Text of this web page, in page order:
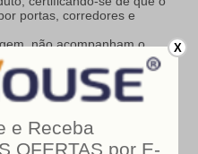
portas, corredores e
não acompanham o
instalação e montagem;
defeitos de fabricação.
NÚMERO:07424-001-
X